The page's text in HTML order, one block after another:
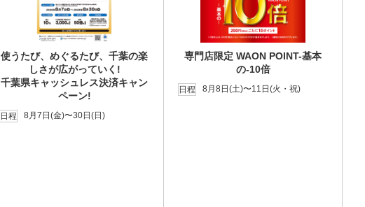
使うたび、めぐるたび、千葉の楽
しさが広がっていく!
千葉県キャッシュレス決済キャン
ペーン!
日程 8月7日(金)〜30日(日)
専門店限定 WAON POINT-基本
の-10倍
日程 8月8日(土)〜11日(火・祝)